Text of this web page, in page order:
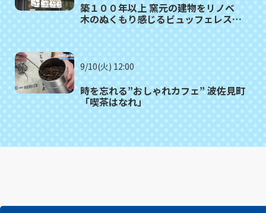
築１００年以上 窯元の建物をリノベ
木のぬくもり感じるビュッフェレスト
9/10(火) 12:00
時を忘れる”おしゃれカフェ” 波佐見町
「喫茶はなれ」